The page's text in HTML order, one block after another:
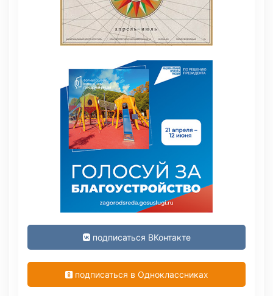
подписаться ВКонтакте
подписаться в Одноклассниках